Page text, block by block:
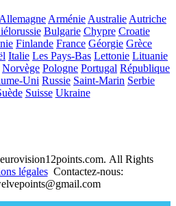
ArménieAustralieAutriche
Bulgarie Chypre Croatie
Finlande France Géorgie Grèce
Italie Les Pays-Bas Lettonie Lituanie
Norvège Pologne Portugal République
Uni Russie Saint-Marin Serbie
Suisse Ukraine
All Rights
légalesContactez-nous: